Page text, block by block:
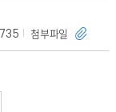
735 첨부파일